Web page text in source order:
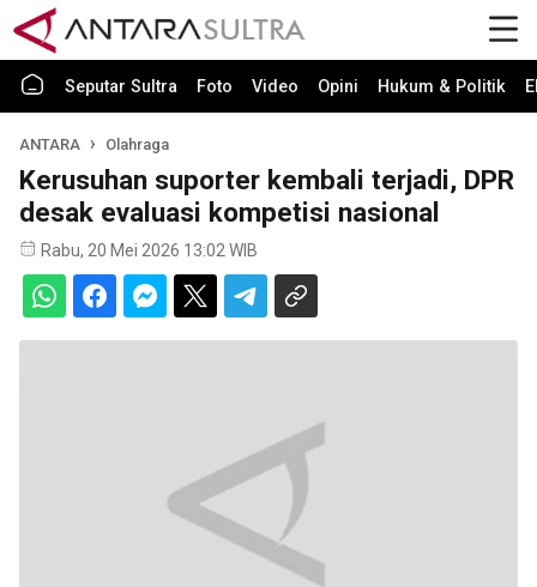
Seputar Sultra Foto Video Opini Hukum & Politik
ANTARA Olahraga
Kerusuhan suporter kembali terjadi, DPR
desak evaluasi kompetisi nasional
Rabu, 20 Mei 2026 13:02 WIB